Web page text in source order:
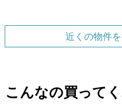
近くの物件
こんなの買って